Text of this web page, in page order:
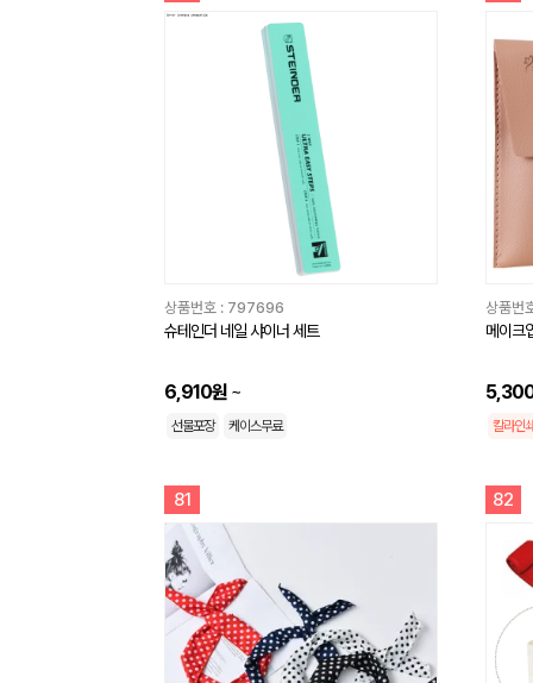
상품번호 : 797696
슈테인더 네일 샤이너 세트
6,910원 ~
선물포장 케이스무료
상품번
메이크
칼라인
81 82